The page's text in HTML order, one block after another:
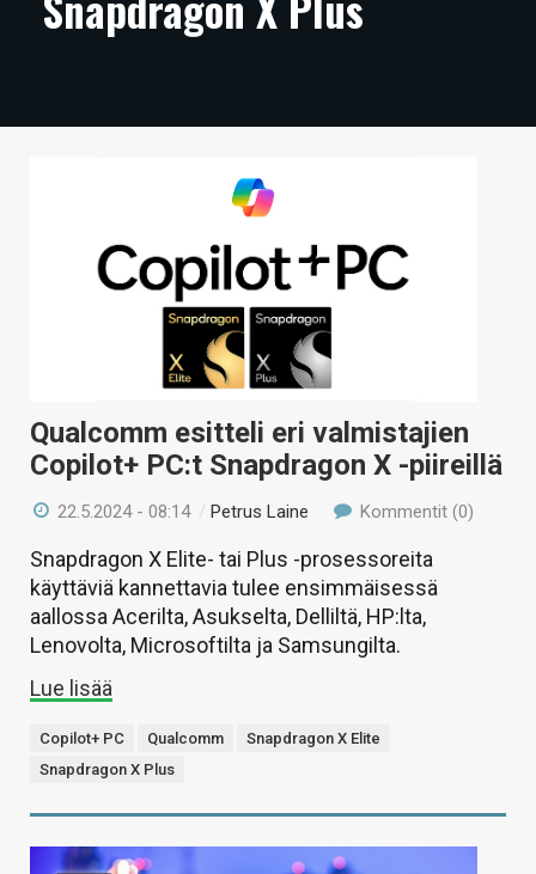
ARTIKKELIT
TECHBBS
HAKU
Qualcomm esitteli eri valmistajien
Copilot+ PC:t Snapdragon X -piireillä
22.5.2024 - 08:14 /Petrus Laine Kommentit (0)
Snapdragon X Elite- tai Plus -prosessoreita
käyttäviä kannettavia tulee ensimmäisessä
aallossa Acerilta, Asukselta, Delliltä, HP:lta,
Lenovolta, Microsoftilta ja Samsungilta.
Lue lisää
Copilot+ PC Qualcomm
Snapdragon X Elite
Snapdragon X Plus